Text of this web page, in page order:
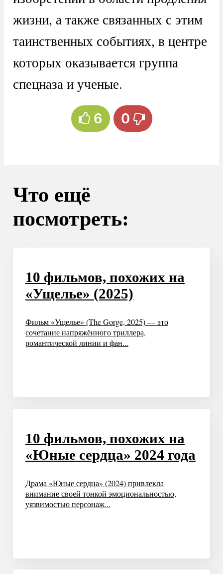
жизни, а также связанных с этим
таинственных событиях, в центре
которых оказывается группа
спецназа и ученые.
6 0
Что ещё
посмотреть:
10 фильмов, похожих на
«Ущелье» (2025)
Фильм «Ущелье» (The Gorge, 2025) — это
сочетание напряжённого триллера,
романтической линии и фан...
10 фильмов, похожих на
«Юные сердца» 2024 года
Драма «Юные сердца» (2024) привлекла
внимание своей тонкой эмоциональностью,
уязвимостью персонаж...